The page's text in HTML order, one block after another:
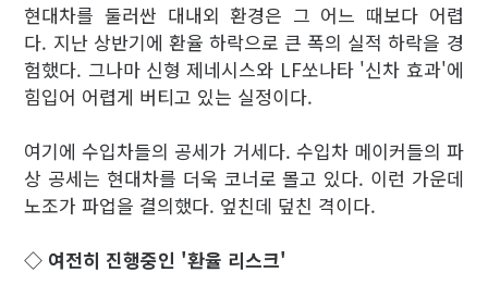
현대차를 둘러싼 대내외 환경은 그 어느 때보다 어렵
다. 지난 상반기에 환율 하락으로 큰 폭의 실적 하락을 경
험했다. 그나마 신형 제네시스와 LF쏘나타 '신차 효과'에
힘입어 어렵게 버티고 있는 실정이다.
여기에 수입차들의 공세가 거세다. 수입차 메이커들의 파
상 공세는 현대차를 더욱 코너로 몰고 있다. 이런 가운데
노조가 파업을 결의했다. 엎친데 덮친 격이다.
◇ 여전히 진행중인 '환율 리스크'